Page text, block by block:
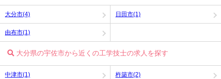
大分市(4) 日田市(1)
由布市(1)
大分県の宇佐市から近くの工学技士の求人を探す
中津市(1) 杵築市(2)